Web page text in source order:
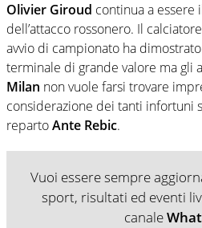
Olivier Giroud continua a
dell’attacco rossonero. Il
avvio di campionato ha
terminale di grande valore ma gli
Milan non vuole farsi trovare
considerazione dei tanti infortuni
repartoAnte Rebic.
Vuoi essere sempre
sport, risultati ed eventi
canale